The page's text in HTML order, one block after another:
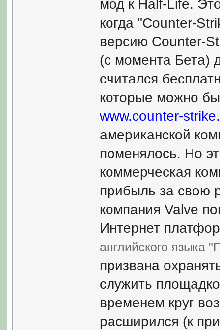
мод к Half-Life.
когда "Counter-
версию Counter-
(с момента Бета)
считался
которые можно
www.counter-
американской
поменялось. Но
коммерческая
прибыль за свою
компания Valve
Интернет
английского языка
призвана
служить
временем круг
расширился (к